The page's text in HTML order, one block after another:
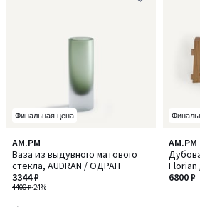
Финальная цена
AM.PM
Ваза из выдувного матового
стекла, AUDRAN / ОДРАН
4400 ₽-24%
3344 ₽
5
/
5
AM.PM
33 см,
6800 ₽